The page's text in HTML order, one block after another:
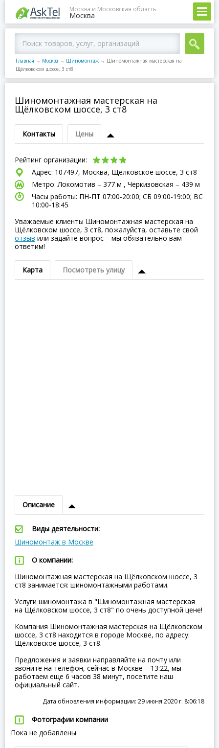
Москва и Московская область
Москва
Главная → Москва → Шиномонтаж → Шиномонтажная мастерская на
Щёлковском шоссе, 3 ст8
Шиномонтажная мастерская на
Щёлковском шоссе, 3 ст8
Контакты Цены
Рейтинг организации:
Адрес: 107497, Москва, Щёлковское шоссе, 3 ст8
Метро: Локомотив – 377 м , Черкизовская – 439 м
Часы работы: ПН-ПТ 07:00-20:00; СБ 09:00-19:00; ВC
10:00-18:45
Уважаемые клиенты Шиномонтажная мастерская на
Щёлковском шоссе, 3 ст8, пожалуйста, оставьте свой
отзыв или задайте вопрос – мы обязательно вам
ответим!
Карта Посмотреть улицу
Описание
Виды деятельности:
Шиномонтаж в Москве
О компании:
Шиномонтажная мастерская на Щёлковском шоссе, 3
ст8 занимается: шиномонтажными работами.
Услуги шиномонтажа в "Шиномонтажная мастерская
на Щёлковском шоссе, 3 ст8" по очень доступной цене!
Компания Шиномонтажная мастерская на Щёлковском
шоссе, 3 ст8 находится в городе Москве, по адресу:
Щёлковское шоссе, 3 ст8.
Предложения и заявки направляйте на почту или
звоните на телефон, сейчас в Москве – 13:22, мы
работаем еще 6 часов 38 минут, посетите наш
официальный сайт.
Дата обновления информации: 29 июня 2020 г. 8:06:18
Фотографии компании
Пока не добавлены